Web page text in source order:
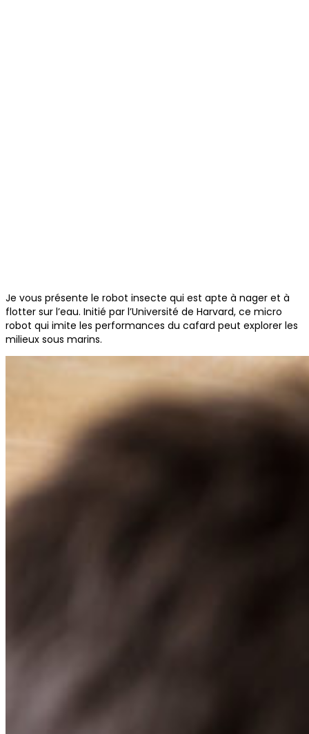
Je vous présente le robot insecte qui est apte à nager et à
flotter sur l’eau. Initié par l’Université de Harvard, ce micro
robot qui imite les performances du cafard peut explorer les
milieux sous marins.